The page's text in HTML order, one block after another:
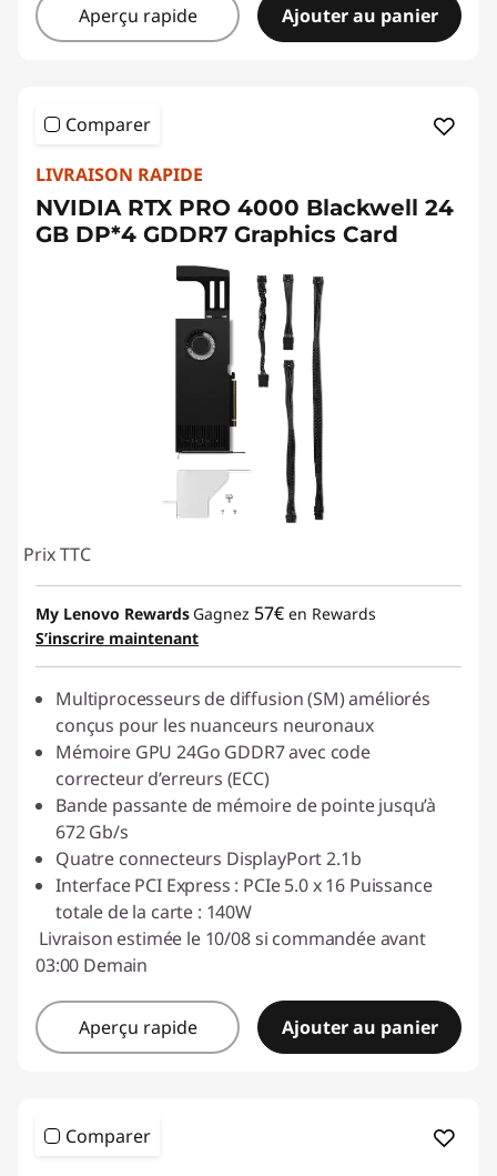
Aperçu rapide Ajouter au panier
Comparer
LIVRAISON RAPIDE
NVIDIA RTX PRO 4000 Blackwell 24
GB DP*4 GDDR7 Graphics Card
Prix TTC
My Lenovo Rewards Gagnez 57€ en Rewards
S’inscrire maintenant
Multiprocesseurs de diffusion (SM) améliorés
conçus pour les nuanceurs neuronaux
Mémoire GPU 24Go GDDR7 avec code
correcteur d’erreurs (ECC)
Bande passante de mémoire de pointe jusqu’à
672 Gb/s
Quatre connecteurs DisplayPort 2.1b
Interface PCI Express : PCIe 5.0 x 16 Puissance
totale de la carte : 140W
Livraison estimée le 10/08 si commandée avant
03:00 Demain
Aperçu rapide Ajouter au panier
Comparer